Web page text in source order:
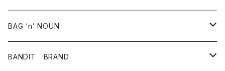
その他雑貨
スカート
パンツ
グッズ
靴
アウター
革ジャケット
BAG ‘n’ NOUN
アクセサリー
BANDIT BRAND